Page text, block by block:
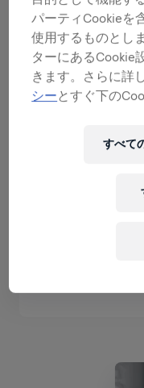
= すべて展開
レッドブルア
パーティCookieを
使用するものとし
ターにあるCookie
きます。さらに詳
シー とすぐ下の
すべて